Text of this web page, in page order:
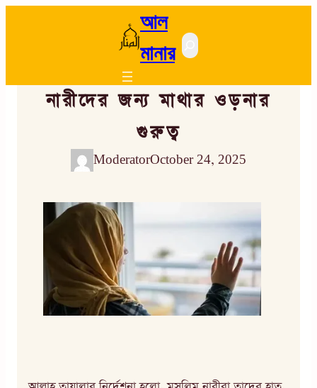
আল
মানার Search
নারীদের জন্য মাথার ওড়নার
গুরুত্ব
ModeratorOctober 24, 2025